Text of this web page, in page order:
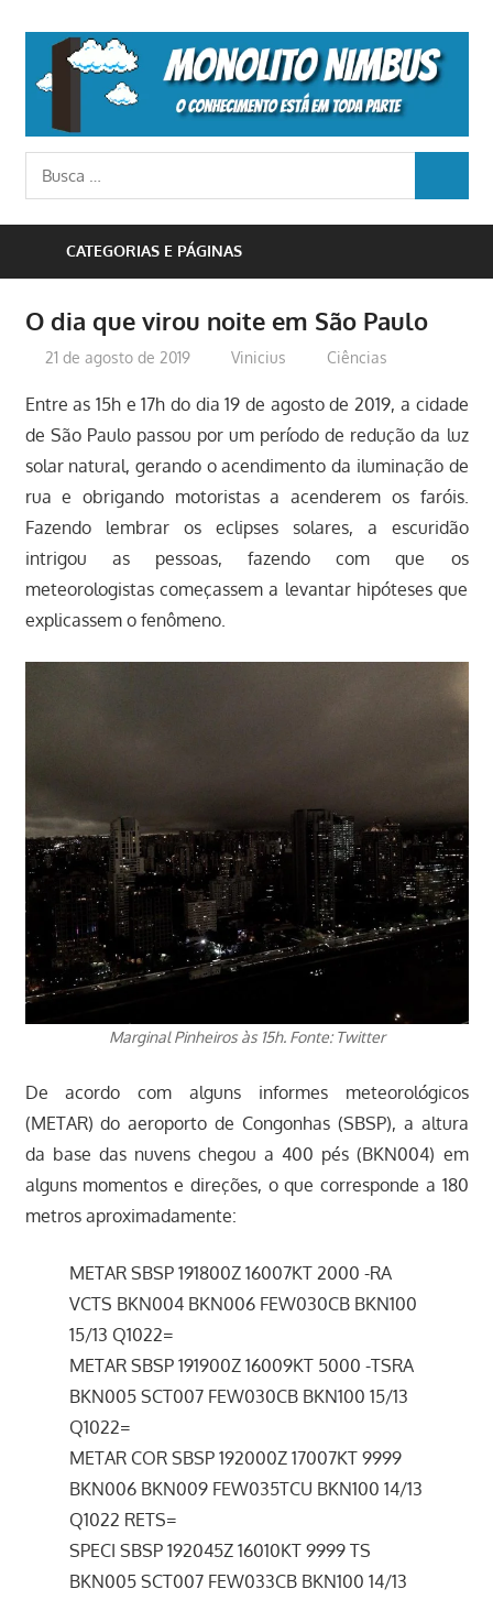
content
o
conhecimento
Busca
para:
CATEGORIAS E PÁGINAS
O dia que virou noite em São Paulo
21 de agosto de 2019 Vinicius Ciências
Entre as 15h e 17h do dia 19 de agosto de 2019, a cidade
de São Paulo passou por um período de redução da luz
solar natural, gerando o acendimento da iluminação de
rua e obrigando motoristas a acenderem os faróis.
Fazendo lembrar os eclipses solares, a escuridão
intrigou as pessoas, fazendo com que os
meteorologistas começassem a levantar hipóteses que
explicassem o fenômeno.
Marginal Pinheiros às 15h. Fonte: Twitter
De acordo com alguns informes meteorológicos
(METAR) do aeroporto de Congonhas (SBSP), a altura
da base das nuvens chegou a 400 pés (BKN004) em
alguns momentos e direções, o que corresponde a 180
metros aproximadamente:
METAR SBSP 191800Z 16007KT 2000 -RA
VCTS BKN004 BKN006 FEW030CB BKN100
15/13 Q1022=
METAR SBSP 191900Z 16009KT 5000 -TSRA
BKN005 SCT007 FEW030CB BKN100 15/13
Q1022=
METAR COR SBSP 192000Z 17007KT 9999
BKN006 BKN009 FEW035TCU BKN100 14/13
Q1022 RETS=
SPECI SBSP 192045Z 16010KT 9999 TS
BKN005 SCT007 FEW033CB BKN100 14/13